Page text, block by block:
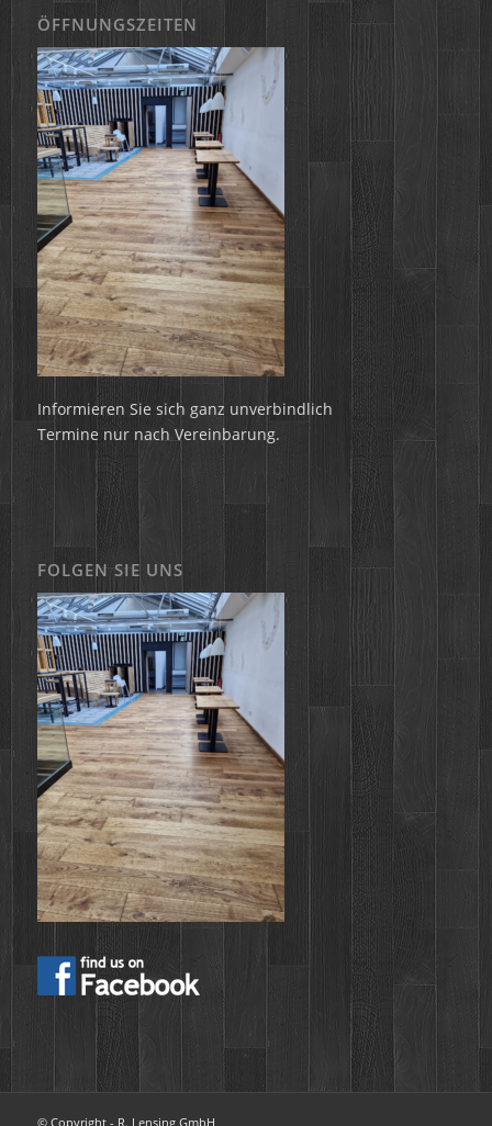
ÖFFNUNGSZEITEN
Informieren Sie sich ganz unverbindlich
Termine nur nach Vereinbarung.
FOLGEN SIE UNS
© Copyright - R. Lensing GmbH